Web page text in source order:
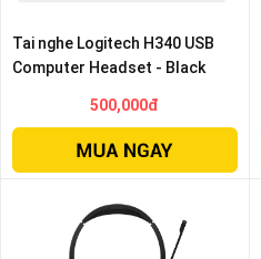
Tai nghe Logitech H340 USB
Computer Headset - Black
500,000đ